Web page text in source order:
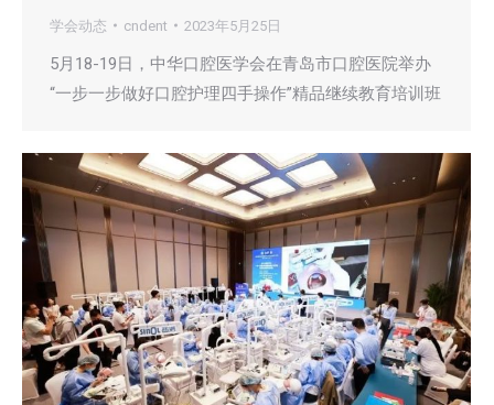
学会动态 cndent 2023年5月25日
5月18-19日，中华口腔医学会在青岛市口腔医院举办
“一步一步做好口腔护理四手操作”精品继续教育培训班